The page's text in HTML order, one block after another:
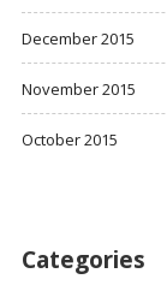
December 2015
November 2015
October 2015
Categories